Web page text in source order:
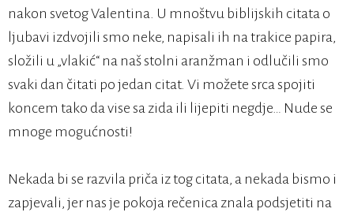
nakon svetog Valentina. U mnoštvu biblijskih citata o
ljubavi izdvojili smo neke, napisali ih na trakice papira,
složili u „vlakić“ na naš stolni aranžman i odlučili smo
svaki dan čitati po jedan citat. Vi možete srca spojiti
koncem tako da vise sa zida ili lijepiti negdje… Nude se
mnoge mogućnosti!
Nekada bi se razvila priča iz tog citata, a nekada bismo i
zapjevali, jer nas je pokoja rečenica znala podsjetiti na